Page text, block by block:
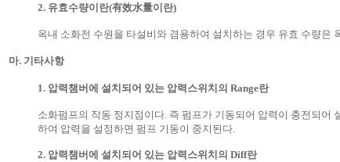
2. 유효수량이란(有效水量이란)
옥내 소화전 수원을 타설비와 겸용하여 설치하는 경우 유효 수량은
마. 기타사항
1. 압력챔버에 설치되어 있는 압력스위치의 Range란
소화펌프의 작동 정지점이다. 즉 펌프가 기동되어 압력이 충전되어
하여 압력을 설정하면 펌프 기동이 중지된다.
2. 압력챔버에 설치되어 있는 압력스위치의 Diff란